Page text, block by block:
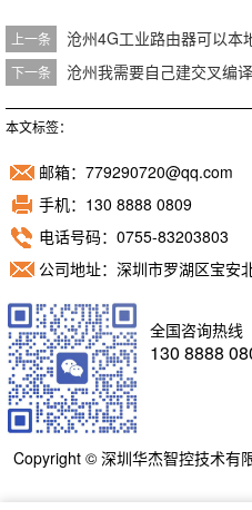
上一条 沧州4G工业路由器可以本
下一条 沧州我需要自己建交叉编
本文标签：
邮箱：779290720@qq.com
手机：130 8888 0809
电话号码：0755-83203803
公司地址：深圳市罗湖区宝安
全国咨询热线
130 8888
Copyright © 深圳华杰智控技术有